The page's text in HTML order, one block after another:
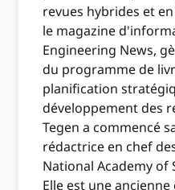
revues hybrides et
le magazine
Engineering News,
du programme de
planification
développement des
Tegen a commencé
rédactrice en chef
National Academy of
Elle est une